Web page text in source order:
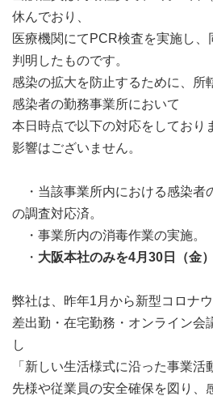
休んでおり、
医療機関にてPCR検査を実施し、
判明したものです。
感染の拡大を防止するために、所
感染者の勤務事業所において
本日時点で以下の対応をしており
影響はございません。
・当該事業所内における感染者
の調査対応済。
・事業所内の消毒作業の実施。
・ 大阪本社のみを4月30日（金
弊社は、昨年1月から新型コロナ
差出勤・在宅勤務・オンライン会
し
「新しい生活様式に沿った事業活
先様や従業員の安全確保を図り、